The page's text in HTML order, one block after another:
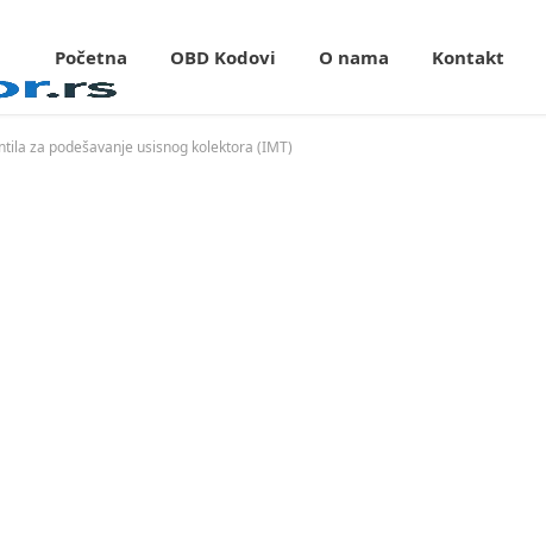
Početna OBD Kodovi O nama Kontakt
za podešavanje usisnog kolektora (IMT)